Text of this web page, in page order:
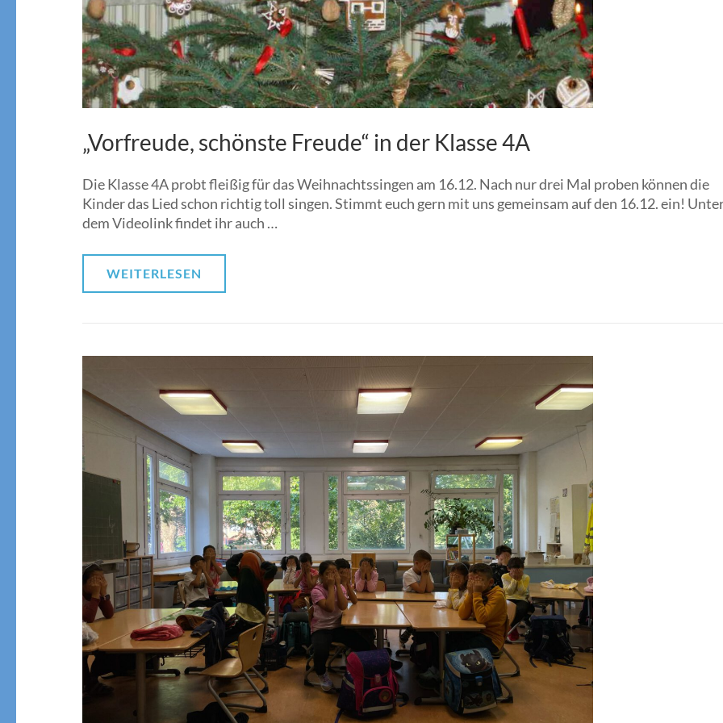
„Vorfreude, schönste Freude“ in der Klasse 4A
Die Klasse 4A probt fleißig für das Weihnachtssingen am 16.12. Nach nur drei Mal proben können die
Kinder das Lied schon richtig toll singen. Stimmt euch gern mit uns gemeinsam auf den 16.12. ein!
dem Videolink findet ihr auch …
WEITERLESEN